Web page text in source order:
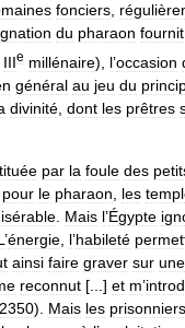
fonciers,
du pharaon fournit
IIIe millénaire), l’occasion
général au jeu du
divinité dont les prêtres
par la foule des
pour le pharaon les
Mais l’Égypte
’énergie l’habileté
ainsi faire graver sur une
reconnut [...] et m’
2350). Mais les prisonniers